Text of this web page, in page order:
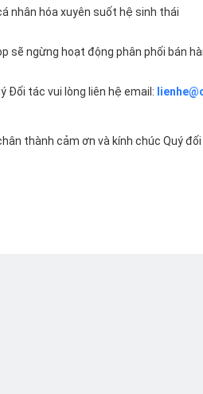
nhân hóa xuyên suốt hệ sinh thái
sẽ ngừng hoạt động phân phối bán
Đối tác vui lòng liên hệ email:
thành cảm ơn và kính chúc Quý